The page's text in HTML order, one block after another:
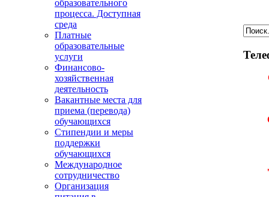
образовательного
процесса. Доступная
среда
Платные
образовательные
услуги
Финансово-
хозяйственная
деятельность
Вакантные места для
приема (перевода)
обучающихся
Стипендии и меры
поддержки
обучающихся
Международное
сотрудничество
Организация